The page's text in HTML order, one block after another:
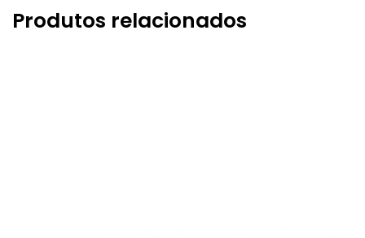
Produtos relacionados